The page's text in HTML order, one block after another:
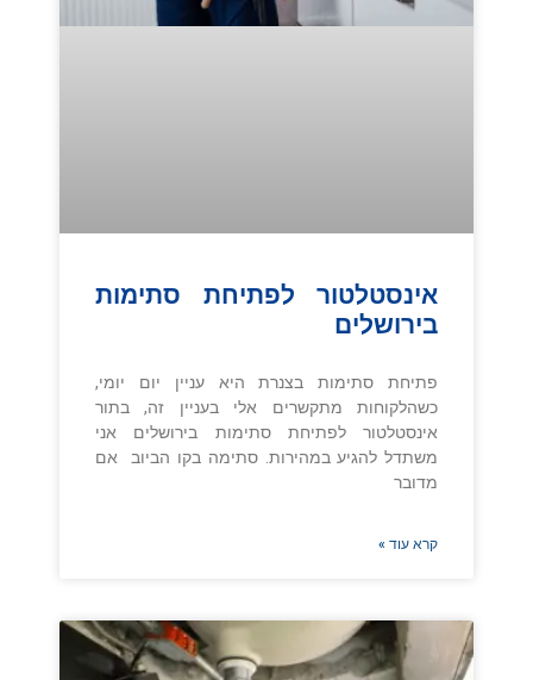
אינסטלטור לפתיחת סתימות
בירושלים
פתיחת סתימות בצנרת היא עניין יום יומי,
כשהלקוחות מתקשרים אלי בעניין זה, בתור
אינסטלטור לפתיחת סתימות בירושלים אני
משתדל להגיע במהירות. סתימה בקו הביוב אם
מדובר
קרא עוד »